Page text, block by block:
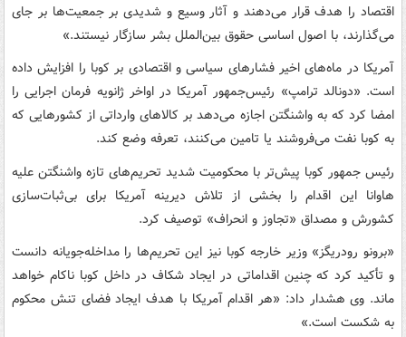
اقتصاد را هدف قرار می‌دهند و آثار وسیع و شدیدی بر جمعیت‌ها بر جای
می‌گذارند، با اصول اساسی حقوق بین‌الملل بشر سازگار نیستند.»
آمریکا در ماه‌های اخیر فشارهای سیاسی و اقتصادی بر کوبا را افزایش داده
است. «دونالد ترامپ» رئیس‌جمهور آمریکا در اواخر ژانویه فرمان اجرایی را
امضا کرد که به واشنگتن اجازه می‌دهد بر کالاهای وارداتی از کشورهایی که
به کوبا نفت می‌فروشند یا تامین می‌کنند، تعرفه وضع کند.
رئیس ‌جمهور کوبا پیش‌تر با محکومیت شدید تحریم‌های تازه واشنگتن علیه
هاوانا این اقدام را بخشی از تلاش دیرینه آمریکا برای بی‌ثبات‌سازی
کشورش و مصداق «تجاوز و انحراف» توصیف کرد.
«برونو رودریگز» وزیر خارجه کوبا نیز این تحریم‌ها را مداخله‌جویانه دانست
و تأکید کرد که چنین اقداماتی در ایجاد شکاف در داخل کوبا ناکام خواهد
ماند. وی هشدار داد: «هر اقدام آمریکا با هدف ایجاد فضای تنش محکوم
به شکست است.»